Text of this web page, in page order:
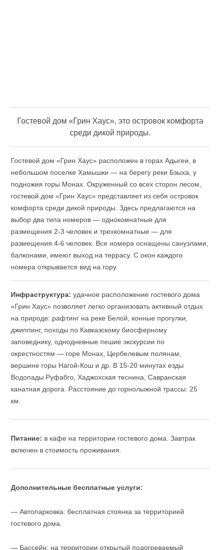
Гостевой дом «Грин Хаус», это островок комфорта
среди дикой природы.
Гостевой дом «Грин Хаус» расположен в горах Адыгеи, в
небольшом поселке Хамышки — на берегу реки Бзыха, у
подножия горы Монах. Окруженный со всех сторон лесом,
гостевой дом «Грин Хаус» представляет из себя островок
комфорта среди дикой природы. Здесь предлагаются на
выбор два типа номеров — однокомнатные для
размещения 2-3 человек и трехкомнатные — для
размещения 4-6 человек. Все номера оснащены санузлами,
балконами, имеют выход на террасу. С окон каждого
номера открывается вид на гору.
Инфраструктура: удачное расположение гостевого дома
«Грин Хаус» позволяет легко организовать активный отдых
на природе: рафтинг на реке Белой, конные прогулки,
джиппинг, походы по Кавказскому биосферному
заповеднику, однодневные пешие экскурсии по
окрестностям — горе Монах, Цербелевым полянам,
вершине горы Нагой-Кош и др. В 15-20 минутах езды
Водопады Руфабго, Хаджохская теснина, Савранская
канатная дорога. Расстояние до горнолыжной трассы: 25
км.
Питание: в кафе на территории гостевого дома. Завтрак
включен в стоимость проживания.
Дополнительные бесплатные услуги:
— Автопарковка: бесплатная стоянка за территорией
гостевого дома.
— Бассейн: на территории открытый подогреваемый